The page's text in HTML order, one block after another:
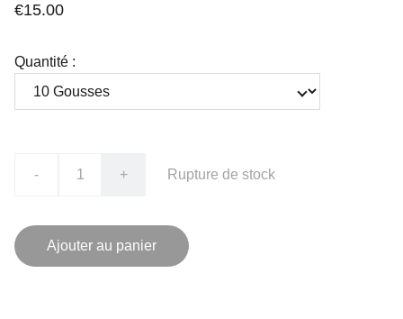
€15.00
Quantité :
- + Rupture de stock
Ajouter au panier